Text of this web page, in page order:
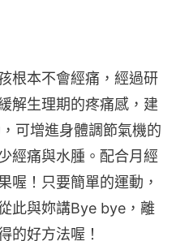
根本不會經痛，經過研
解生理期的疼痛感，建
可增進身體調節氣機的
經痛與水腫。配合月經
喔！只要簡單的運動，
此與妳講Bye bye，離
的好方法喔！